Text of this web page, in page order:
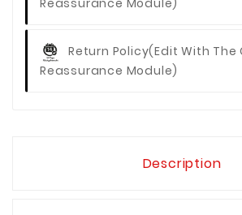
Return Policy(edit With The
Reassurance Module)
Description